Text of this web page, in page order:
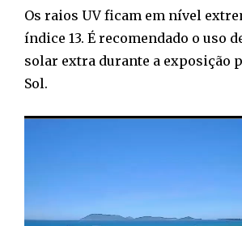
Os raios UV ficam em nível
índice 13. É recomendado o uso
solar extra durante a exposição
Sol.